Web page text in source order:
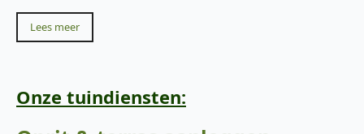
Lees meer
Onze tuindiensten: